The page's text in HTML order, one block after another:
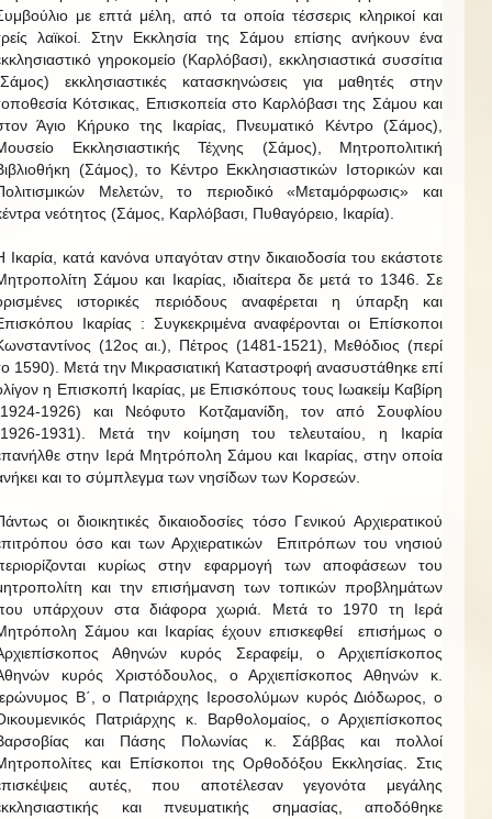
με επτά μέλη, από τα οποία τέσσερις κληρικοί και
λαϊκοί. Στην Εκκλησία της Σάμου επίσης ανήκουν ένα
γηροκομείο (Καρλόβασι), εκκλησιαστικά συσσίτια
εκκλησιαστικές κατασκηνώσεις για μαθητές στην
Κότσικας, Επισκοπεία στο Καρλόβασι της Σάμου και
Άγιο Κήρυκο της Ικαρίας, Πνευματικό Κέντρο (Σάμος),
Εκκλησιαστικής Τέχνης (Σάμος), Μητροπολιτική
(Σάμος), το Κέντρο Εκκλησιαστικών Ιστορικών και
Μελετών, το περιοδικό «Μεταμόρφωσις» και
νεότητος (Σάμος, Καρλόβασι, Πυθαγόρειο, Ικαρία).
Ικαρία, κατά κανόνα υπαγόταν στην δικαιοδοσία του εκάστοτε
Σάμου και Ικαρίας, ιδιαίτερα δε μετά το 1346. Σε
ιστορικές περιόδους αναφέρεται η ύπαρξη και
Ικαρίας : Συγκεκριμένα αναφέρονται οι Επίσκοποι
(12ος αι.), Πέτρος (1481-1521), Μεθόδιος (περί
1590). Μετά την Μικρασιατική Καταστροφή ανασυστάθηκε επί
η Επισκοπή Ικαρίας, με Επισκόπους τους Ιωακείμ Καβίρη
1926) και Νεόφυτο Κοτζαμανίδη, τον από Σουφλίου
1931). Μετά την κοίμηση του τελευταίου, η Ικαρία
στην Ιερά Μητρόπολη Σάμου και Ικαρίας, στην οποία
και το σύμπλεγμα των νησίδων των Κορσεών.
οι διοικητικές δικαιοδοσίες τόσο Γενικού Αρχιερατικού
όσο και των Αρχιερατικών Επιτρόπων του νησιού
κυρίως στην εφαρμογή των αποφάσεων του
και την επισήμανση των τοπικών προβλημάτων
υπάρχουν στα διάφορα χωριά. Μετά το 1970 τη Ιερά
Σάμου και Ικαρίας έχουν επισκεφθεί επισήμως ο
Αθηνών κυρός Σεραφείμ, ο Αρχιεπίσκοπος
κυρός Χριστόδουλος, ο Αρχιεπίσκοπος Αθηνών κ.
Β΄, ο Πατριάρχης Ιεροσολύμων κυρός Διόδωρος, ο
Πατριάρχης κ. Βαρθολομαίος, ο Αρχιεπίσκοπος
και Πάσης Πολωνίας κ. Σάββας και πολλοί
και Επίσκοποι της Ορθοδόξου Εκκλησίας. Στις
αυτές, που αποτέλεσαν γεγονότα μεγάλης
και πνευματικής σημασίας, αποδόθηκε